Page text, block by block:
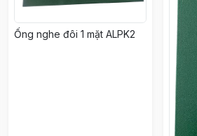
Ống nghe đôi 1 mặt ALPK2